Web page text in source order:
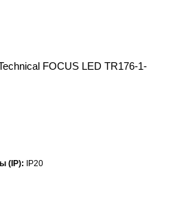
FOCUS LED TR176-1-
(IP):
IP20